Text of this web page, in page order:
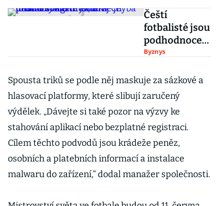
Čeští
fotbalisté jsou
podhodnocen
í. Chceme je
dráž, říká
fotbalový
agent Ondřej
Chyba
Byznys
Spousta triků se podle něj maskuje za sázkové a
hlasovací platformy, které slibují zaručený
výdělek. „Dávejte si také pozor na výzvy ke
stahování aplikací nebo bezplatné registraci.
Cílem těchto podvodů jsou krádeže peněz,
osobních a platebních informací a instalace
malwaru do zařízení,“ dodal manažer společnosti.